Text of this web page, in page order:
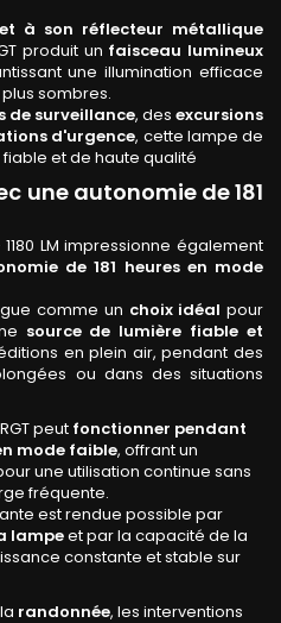
et à son réflecteur métallique
produit un faisceau lumineux
une illumination efficace
sombres.
de surveillance, desexcursions
d'urgence, cette lampe de
et de haute qualité
une autonomie de 181
LM impressionne également
de 181 heures en mode
comme un choix idéal pour
source de lumière fiable et
en plein air, pendant des
ou dans des situations
peut fonctionner pendant
mode faible, offrant un
une utilisation continue sans
fréquente.
est rendue possible par
lampeet par la capacité de la
constante et stable sur
randonnée, les interventions